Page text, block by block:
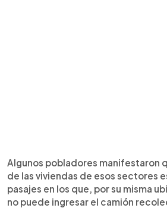
Algunos pobladores manifestaron
de las viviendas de esos sectores
pasajes en los que, por su misma
no puede ingresar el camión